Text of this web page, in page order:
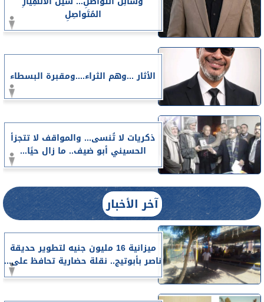
المُتَواصِلِ
الأثار ...وهم الثراء....ومقبرة البسطاء
ذكريات لا تُنسى... والمواقف لا تتجزأ
الحسيني أبو ضيف.. ما زال حيًا...
آخر الأخبار
ميزانية 16 مليون جنيه لتطوير حديقة
ناصر بأبوتيج.. نقلة حضارية تحافظ على...